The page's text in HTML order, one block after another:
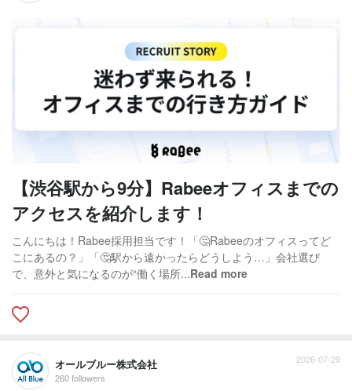
【渋谷駅から9分】Rabeeオフィスまでの
アクセスを紹介します！
こんにちは！Rabee採用担当です！「🤔Rabeeのオフィスってど
こにあるの？」「🤔駅から遠かったらどうしよう…」会社選び
で、意外と気になるのが“働く場所...Read more
オールブルー株式会社
260 followers
2026-07-29